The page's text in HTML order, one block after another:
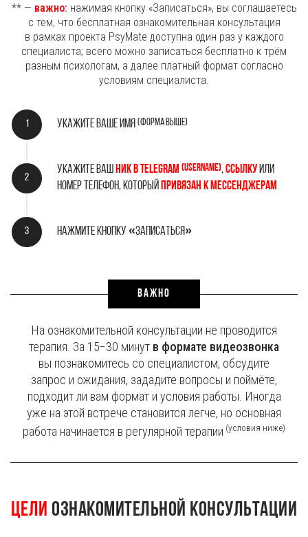
** — важно: нажимая кнопку «Записаться», вы соглашаетесь
с тем, что бесплатная ознакомительная консультация
в рамках проекта PsyMate доступна один раз у каждого
специалиста; всего можно записаться бесплатно к трём
разным психологам, а далее платный формат согласно
условиям специалиста.
Укажите ваше имя (форма Выше)
Укажите вашНИК В Telegram (username),ссылкуили
номер телефон, которыйпривязан к мессенджерам
Нажмите кнопку «Записаться»
ВАЖНО
На ознакомительной консультации не проводится
терапия. За 15−30 минут в формате видеозвонка
вы познакомитесь со специалистом, обсудите
запрос и ожидания, зададите вопросы и поймёте,
подходит ли вам формат и условия работы. Иногда
уже на этой встрече становится легче, но основная
работа начинается в регулярной терапии (условия ниже)
Цели ознакомительной консультации